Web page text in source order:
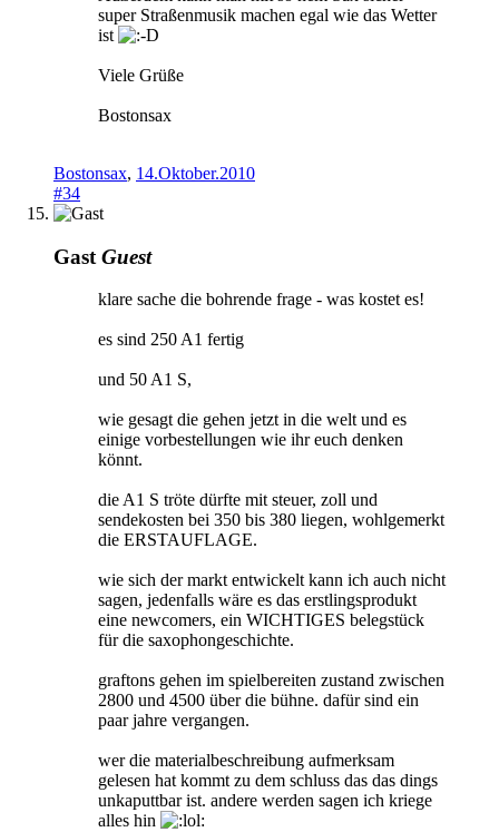
super Straßenmusik machen egal wie das Wetter
ist
Viele Grüße
Bostonsax
Bostonsax, 14.Oktober.2010
#34
Gast Guest
klare sache die bohrende frage - was kostet es!
es sind 250 A1 fertig
und 50 A1 S,
wie gesagt die gehen jetzt in die welt und es
einige vorbestellungen wie ihr euch denken
könnt.
die A1 S tröte dürfte mit steuer, zoll und
sendekosten bei 350 bis 380 liegen, wohlgemerkt
die ERSTAUFLAGE.
wie sich der markt entwickelt kann ich auch nicht
sagen, jedenfalls wäre es das erstlingsprodukt
eine newcomers, ein WICHTIGES belegstück
für die saxophongeschichte.
graftons gehen im spielbereiten zustand zwischen
2800 und 4500 über die bühne. dafür sind ein
paar jahre vergangen.
wer die materialbeschreibung aufmerksam
gelesen hat kommt zu dem schluss das das dings
unkaputtbar ist. andere werden sagen ich kriege
alles hin